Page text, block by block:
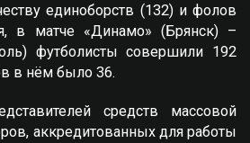
единоборств (132) и фолов
в матче «Динамо» (Брянск) –
футболисты совершили 192
в нём было 36.
средств массовой
аккредитованных для работы